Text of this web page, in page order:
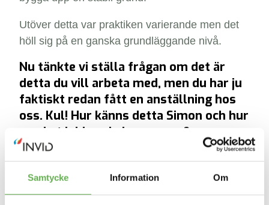
Samtycke Information Om
Utöver detta var praktiken varierande men det
höll sig på en ganska grundläggande nivå.
Nu tänkte vi ställa frågan om det är
detta du vill arbeta med, men du har ju
faktiskt redan fått en anställning hos
oss. Kul! Hur känns detta Simon och hur
mycket jobbar du hos oss nu?
Det är väldigt roligt att jobba! Jag började redan
i somras med att backa upp lite under
semestern. Och i nuläget, under sista året i